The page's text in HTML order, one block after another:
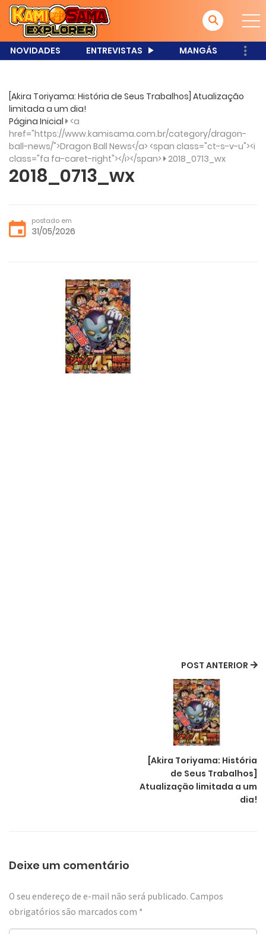
NOVIDADES ENTREVISTAS MANGÁS
[Akira Toriyama: História de Seus Trabalhos] Atualização
limitada a um dia!
Página Inicial <a
href="https://www.kamisama.com.br/category/dragon-
ball-news/">Dragon Ball News</a> <span class="ct-s-v-u"><i
class="fa fa-caret-right"></i></span> 2018_0713_wx
2018_0713_wx
postado em
31/05/2026
POST ANTERIOR
[Akira Toriyama: História
de Seus Trabalhos]
Atualização limitada a um
dia!
Deixe um comentário
O seu endereço de e-mail não será publicado. Campos
obrigatórios são marcados com *